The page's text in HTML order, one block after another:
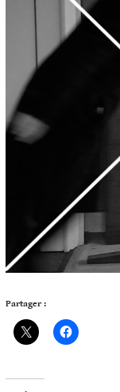
Partager :